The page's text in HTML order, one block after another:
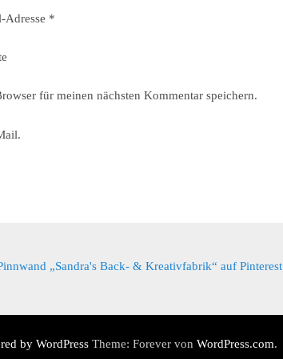
Adresse *
für meinen nächsten Kommentar speichern.
„Sandra's Back- & Kreativfabrik“ auf
by WordPressTheme: Forever von WordPress.com.